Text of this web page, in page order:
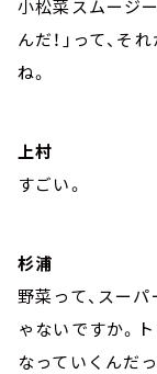
小松菜スムージ
んだ！」って、そ
ね。
上村
すごい。
杉浦
野菜って、スー
ゃないですか。
なっていくんだ